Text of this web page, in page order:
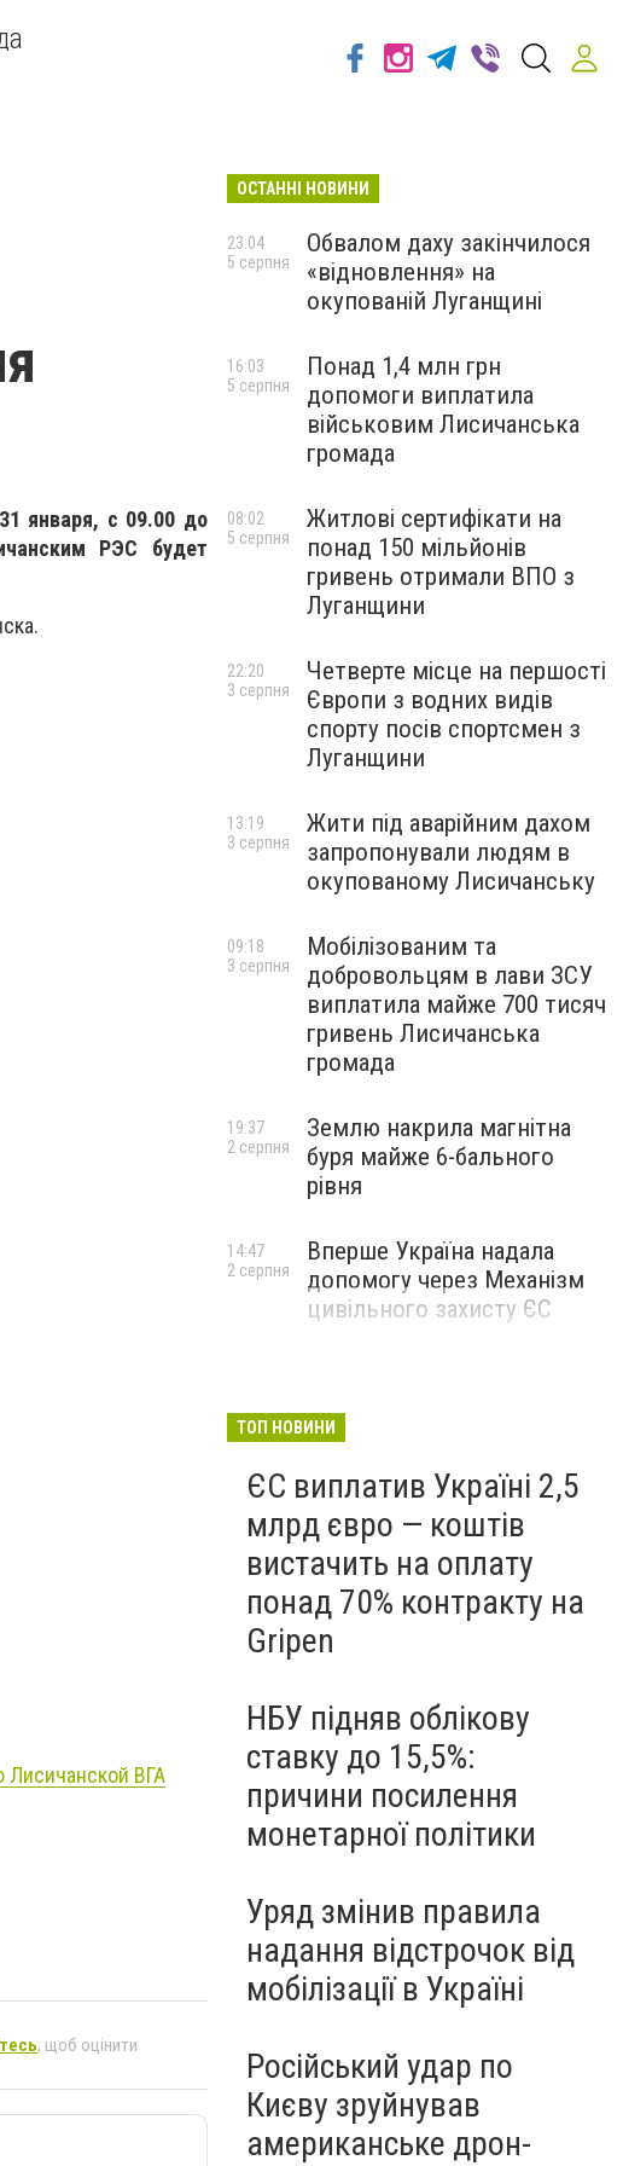
января, с 09.00 до
РЭС будет
Лисичанской ВГА
, щоб оцінити
ОСТАННІ НОВИНИ
Обвалом даху закінчилося
«відновлення» на
окупованій Луганщині
23:04
5 серпня
Понад 1,4 млн грн
допомоги виплатила
військовим Лисичанська
громада
16:03
5 серпня
Житлові сертифікати на
понад 150 мільйонів
гривень отримали ВПО з
Луганщини
08:02
5 серпня
Четверте місце на першості
Європи з водних видів
спорту посів спортсмен з
Луганщини
22:20
3 серпня
Жити під аварійним дахом
запропонували людям в
окупованому Лисичанську
13:19
3 серпня
Мобілізованим та
добровольцям в лави ЗСУ
виплатила майже 700 тисяч
гривень Лисичанська
громада
09:18
3 серпня
Землю накрила магнітна
буря майже 6-бального
рівня
19:37
2 серпня
Вперше Україна надала
допомогу через Механізм
цивільного захисту ЄС
14:47
2 серпня
ТОП НОВИНИ
ЄС виплатив Україні 2,5
млрд євро — коштів
вистачить на оплату
понад 70% контракту на
Gripen
НБУ підняв облікову
ставку до 15,5%:
причини посилення
монетарної політики
Уряд змінив правила
надання відстрочок від
мобілізації в Україні
Російський удар по
Києву зруйнував
американське дрон-